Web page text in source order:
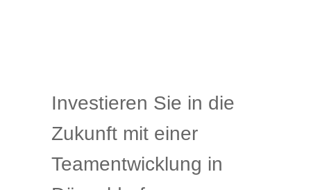
Investieren Sie in die
Zukunft mit einer
Teamentwicklung in